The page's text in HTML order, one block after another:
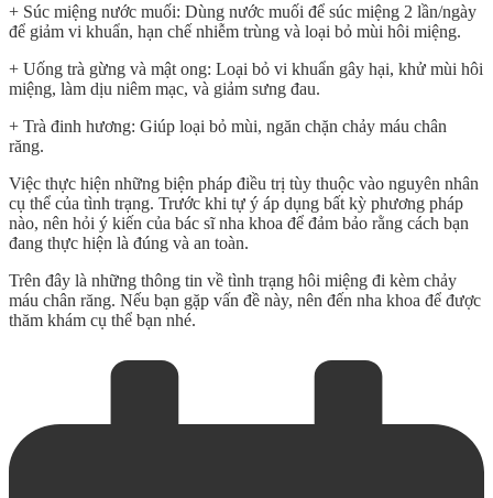
+ Súc miệng nước muối: Dùng nước muối để súc miệng 2 lần/ngày
để giảm vi khuẩn, hạn chế nhiễm trùng và loại bỏ mùi hôi miệng.
+ Uống trà gừng và mật ong: Loại bỏ vi khuẩn gây hại, khử mùi hôi
miệng, làm dịu niêm mạc, và giảm sưng đau.
+ Trà đinh hương: Giúp loại bỏ mùi, ngăn chặn chảy máu chân
răng.
Việc thực hiện những biện pháp điều trị tùy thuộc vào nguyên nhân
cụ thể của tình trạng. Trước khi tự ý áp dụng bất kỳ phương pháp
nào, nên hỏi ý kiến của bác sĩ nha khoa để đảm bảo rằng cách bạn
đang thực hiện là đúng và an toàn.
Trên đây là những thông tin về tình trạng hôi miệng đi kèm chảy
máu chân răng. Nếu bạn gặp vấn đề này, nên đến nha khoa để được
thăm khám cụ thể bạn nhé.